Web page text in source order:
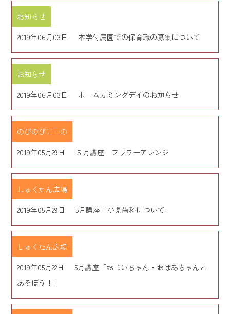
お知らせ
2019年06月03日
本学付属園での保育職の募集について
お知らせ
2019年06月03日
ホームカミングデイのお知らせ
のびのびにーの
2019年05月29日
５月講座 フラワーアレンジ
しゅくたん広場
2019年05月29日
5月講座「小児歯科について」
しゅくたん広場
2019年05月22日
5月講座「おじいちゃん・おばあちゃんと
あそぼう！」